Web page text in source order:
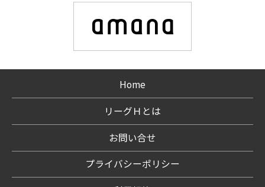
Home
リーグＨとは
お問い合せ
プライバシーポリシー